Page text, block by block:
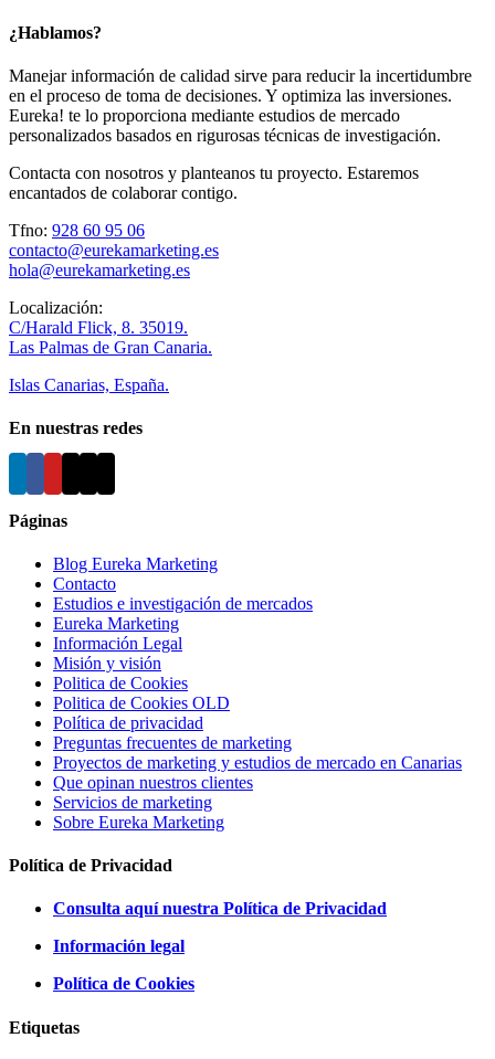
Facebook
X
Reddit
LinkedIn
WhatsApp
Correo
¿Hablamos?
Manejar información de calidad sirve para reducir la incertidumbre
en el proceso de toma de decisiones. Y optimiza las inversiones.
Eureka! te lo proporciona mediante estudios de mercado
personalizados basados en rigurosas técnicas de investigación.
Contacta con nosotros y planteanos tu proyecto. Estaremos
encantados de colaborar contigo.
Tfno: 928 60 95 06
contacto@eurekamarketing.es
hola@eurekamarketing.es
Localización:
C/Harald Flick, 8. 35019.
Las Palmas de Gran Canaria.
Islas Canarias, España.
En nuestras redes
Páginas
Blog Eureka Marketing
Contacto
Estudios e investigación de mercados
Eureka Marketing
Información Legal
Misión y visión
Politica de Cookies
Politica de Cookies OLD
Política de privacidad
Preguntas frecuentes de marketing
Proyectos de marketing y estudios de mercado en Canarias
Que opinan nuestros clientes
Servicios de marketing
Sobre Eureka Marketing
Política de Privacidad
Consulta aquí nuestra Política de Privacidad
Información legal
Política de Cookies
Etiquetas